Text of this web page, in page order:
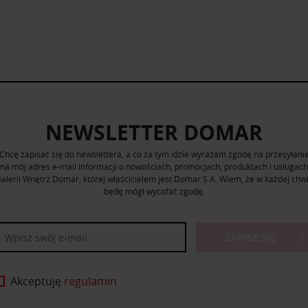
NEWSLETTER DOMAR
zapisać się do newslettera, a co za tym idzie wyrażam zgodę na
na mój adres e-mail informacji o nowościach, promocjach, produktach i usługach
Wnętrz Domar, której właścicielem jest Domar S.A. Wiem, że w każdej
będę mógł wycofać zgodę.
Akceptuję regulamin